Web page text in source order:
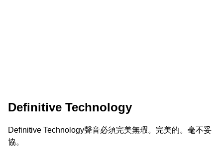
Definitive Technology
Definitive Technology聲音必須完美無瑕。完美的。毫不妥
協。